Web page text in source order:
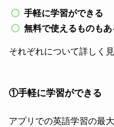
手軽に学習ができる
無料で使えるものもあ
それぞれについて詳しく
①手軽に学習ができる
アプリでの英語学習の最